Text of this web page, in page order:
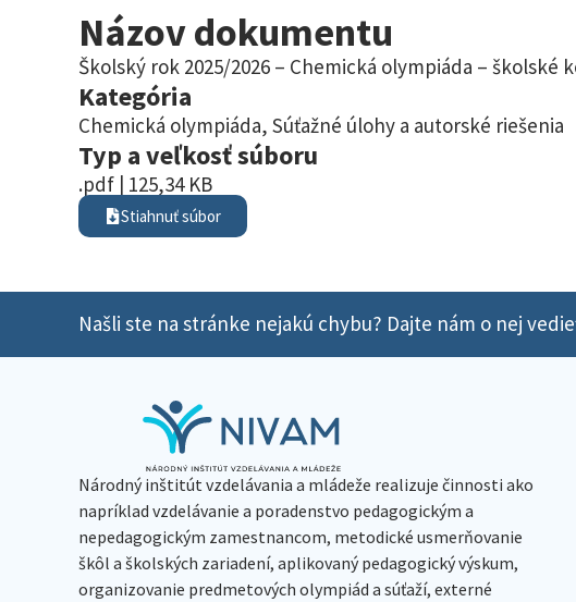
Názov dokumentu
Školský rok 2025/2026 – Chemická olympiáda – školské
Kategória
Chemická olympiáda, Súťažné úlohy a autorské riešenia
Typ a veľkosť súboru
.pdf | 125,34 KB
Stiahnuť súbor
Našli ste na stránke nejakú chybu? Dajte nám o nej
Národný inštitút vzdelávania a mládeže realizuje činnosti ako
napríklad vzdelávanie a poradenstvo pedagogickým a
nepedagogickým zamestnancom, metodické usmerňovanie
škôl a školských zariadení, aplikovaný pedagogický výskum,
organizovanie predmetových olympiád a súťaží, externé